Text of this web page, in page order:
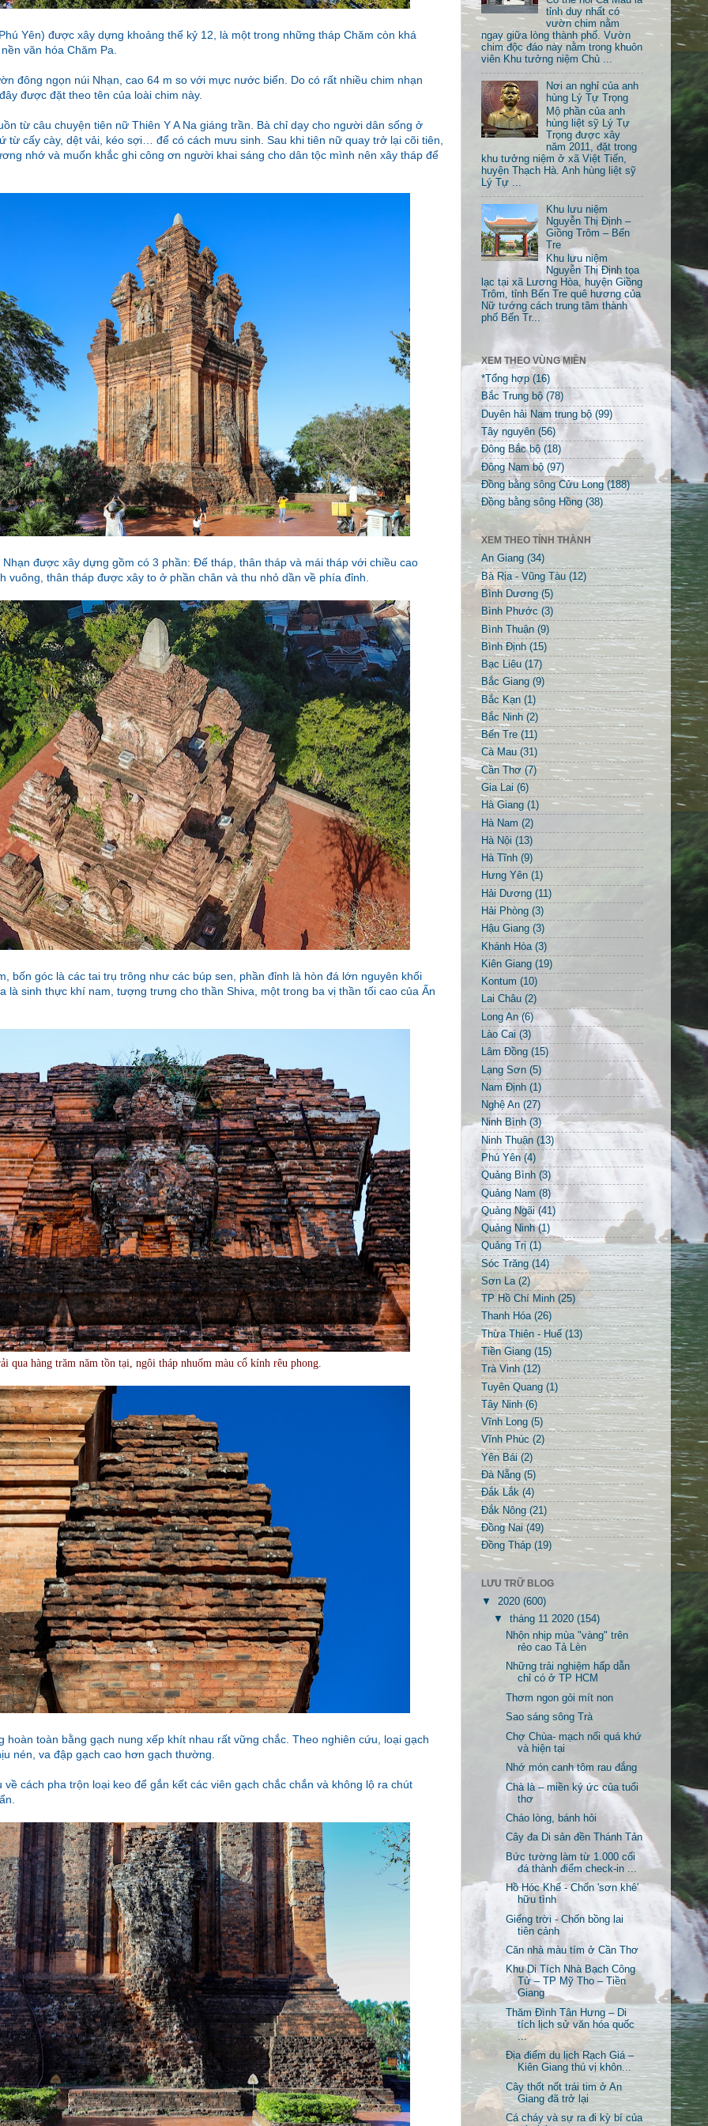
Yên) được xây dựng khoảng thế kỷ 12, là một trong những tháp Chăm còn khá
văn hóa Chăm Pa.
đông ngọn núi Nhạn, cao 64 m so với mực nước biển. Do có rất nhiều chim nhạn
được đặt theo tên của loài chim này.
từ câu chuyện tiên nữ Thiên Y A Na giáng trần. Bà chỉ dạy cho người dân sống ở
từ cấy cày, dệt vải, kéo sợi… để có cách mưu sinh. Sau khi tiên nữ quay trở lại cõi tiên,
nhớ và muốn khắc ghi công ơn người khai sáng cho dân tộc mình nên xây tháp để
được xây dựng gồm có 3 phần: Đế tháp, thân tháp và mái tháp với chiều cao
vuông, thân tháp được xây to ở phần chân và thu nhỏ dần về phía đỉnh.
bốn góc là các tai trụ trông như các búp sen, phần đỉnh là hòn đá lớn nguyên khối
là sinh thực khí nam, tượng trưng cho thần Shiva, một trong ba vị thần tối cao của Ấn
qua hàng trăm năm tồn tại, ngôi tháp nhuốm màu cổ kính rêu phong.
hoàn toàn bằng gạch nung xếp khít nhau rất vững chắc. Theo nghiên cứu, loại gạch
nén, va đập gạch cao hơn gạch thường.
về cách pha trộn loại keo để gắn kết các viên gạch chắc chắn và không lộ ra chút
tỉnh duy nhất có
vườn chim nằm
ngay giữa lòng thành phố. Vườn
chim độc đáo này nằm trong khuôn
viên Khu tưởng niệm Chủ ...
Nơi an nghỉ của anh
hùng Lý Tự Trọng
Mộ phần của anh
hùng liệt sỹ Lý Tự
Trọng được xây
năm 2011, đặt trong
khu tưởng niệm ở xã Việt Tiến,
huyện Thạch Hà. Anh hùng liệt sỹ
Lý Tự ...
Khu lưu niệm
Nguyễn Thị Định –
Giồng Trôm – Bến
Tre
Khu lưu niệm
Nguyễn Thị Định tọa
lạc tại xã Lương Hòa, huyện Giồng
Trôm, tỉnh Bến Tre quê hương của
Nữ tướng cách trung tâm thành
phố Bến Tr...
XEM THEO VÙNG MIỀN
*Tổng hợp (16)
Bắc Trung bộ (78)
Duyên hải Nam trung bộ (99)
Tây nguyên (56)
Đông Bắc bộ (18)
Đông Nam bộ (97)
Đồng bằng sông Cửu Long (188)
Đồng bằng sông Hồng (38)
XEM THEO TỈNH THÀNH
An Giang (34)
Bà Rịa - Vũng Tàu (12)
Bình Dương (5)
Bình Phước (3)
Bình Thuận (9)
Bình Định (15)
Bạc Liêu (17)
Bắc Giang (9)
Bắc Kạn (1)
Bắc Ninh (2)
Bến Tre (11)
Cà Mau (31)
Cần Thơ (7)
Gia Lai (6)
Hà Giang (1)
Hà Nam (2)
Hà Nội (13)
Hà Tĩnh (9)
Hưng Yên (1)
Hải Dương (11)
Hải Phòng (3)
Hậu Giang (3)
Khánh Hòa (3)
Kiên Giang (19)
Kontum (10)
Lai Châu (2)
Long An (6)
Lào Cai (3)
Lâm Đồng (15)
Lạng Sơn (5)
Nam Định (1)
Nghệ An (27)
Ninh Bình (3)
Ninh Thuận (13)
Phú Yên (4)
Quảng Bình (3)
Quảng Nam (8)
Quảng Ngãi (41)
Quảng Ninh (1)
Quảng Trị (1)
Sóc Trăng (14)
Sơn La (2)
TP Hồ Chí Minh (25)
Thanh Hóa (26)
Thừa Thiên - Huế (13)
Tiền Giang (15)
Trà Vinh (12)
Tuyên Quang (1)
Tây Ninh (6)
Vĩnh Long (5)
Vĩnh Phúc (2)
Yên Bái (2)
Đà Nẵng (5)
Đắk Lắk (4)
Đắk Nông (21)
Đồng Nai (49)
Đồng Tháp (19)
LƯU TRỮ BLOG
▼ 2020 (600)
▼tháng 11 2020(154)
Nhộn nhịp mùa "vàng" trên
rẻo cao Tả Lèn
Những trải nghiệm hấp dẫn
chỉ có ở TP HCM
Thơm ngon gỏi mít non
Sao sáng sông Trà
Chợ Chùa- mạch nối quá khứ
và hiện tại
Nhớ món canh tôm rau đắng
Chà là – miền ký ức của tuổi
thơ
Cháo lòng, bánh hỏi
Cây đa Di sản đền Thánh Tản
Bức tường làm từ 1.000 cối
đá thành điểm check-in ...
Hồ Hóc Khế - Chốn 'sơn khê'
hữu tình
Giếng trời - Chốn bồng lai
tiên cảnh
Căn nhà màu tím ở Cần Thơ
Khu Di Tích Nhà Bạch Công
Tử – TP Mỹ Tho – Tiền
Giang
Thăm Đình Tân Hưng – Di
tích lịch sử văn hóa quốc
...
Địa điểm du lịch Rạch Giá –
Kiên Giang thú vị khôn...
Cây thốt nốt trái tim ở An
Giang đã trở lại
Cá cháy và sự ra đi kỳ bí của